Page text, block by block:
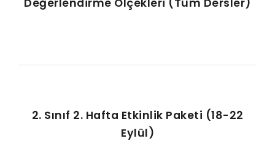
2. Sınıf 2. Hafta Etkinlik Paketi (18-22
Eylül)